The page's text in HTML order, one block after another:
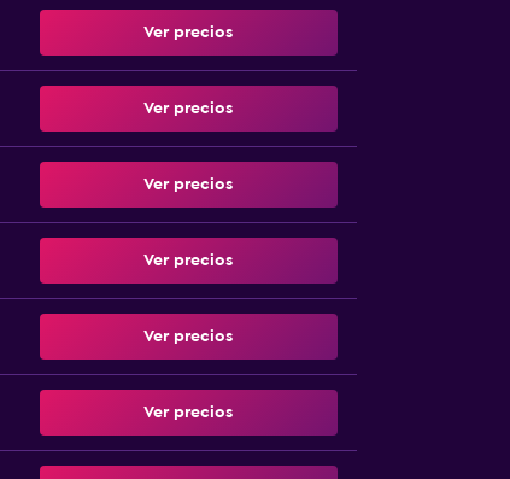
Ver precios
Ver precios
Ver precios
Ver precios
Ver precios
Ver precios